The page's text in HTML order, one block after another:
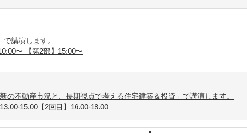
講演します。
〜 【第2部】15:00〜
の不動産市況と、長期視点で考える住宅建築＆投資」で講演します。
15:00【2回目】16:00-18:00